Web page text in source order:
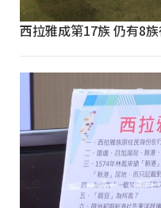
西拉雅成第17族 仍有8